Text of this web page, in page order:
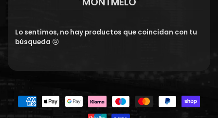
Lo sentimos, no hay productos que coincidan con tu
búsqueda 😢